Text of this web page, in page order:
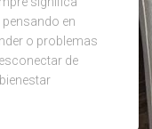
en
o problemas
de